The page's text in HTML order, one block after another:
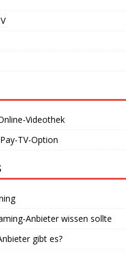
Videothek
TV-Option
Anbieter wissen sollte
gibt es?